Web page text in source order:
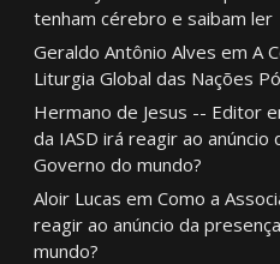
tenham cérebro e saibam ler
Geraldo Antônio Alves em A
Liturgia Global das Nações
Hermano de Jesus -- Editor
da IASD irá reagir ao anúncio
Governo do mundo?
Aloir Lucas em Como a
reagir ao anúncio da
mundo?